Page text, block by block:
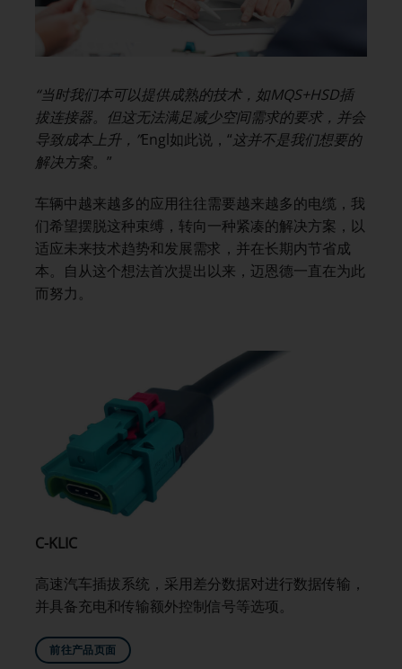
“当时我们本可以提供成熟的技术，如MQS+HSD插
拔连接器。但这无法满足减少空间需求的要求，并会
导致成本上升，”Engl如此说，“这并不是我们想要的
解决方案。”
车辆中越来越多的应用往往需要越来越多的电缆，我
们希望摆脱这种束缚，转向一种紧凑的解决方案，以
适应未来技术趋势和发展需求，并在长期内节省成
本。自从这个想法首次提出以来，迈恩德一直在为此
而努力。
C-KLIC
高速汽车插拔系统，采用差分数据对进行数据传输，
并具备充电和传输额外控制信号等选项。
前往产品页面